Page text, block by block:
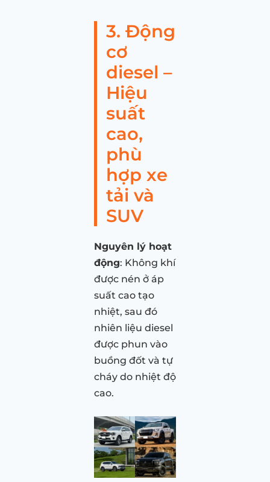
3. Động
cơ
diesel –
Hiệu
suất
cao,
phù
hợp xe
tải và
SUV
Nguyên lý hoạt
động: Không khí
được nén ở áp
suất cao tạo
nhiệt, sau đó
nhiên liệu diesel
được phun vào
buồng đốt và tự
cháy do nhiệt độ
cao.